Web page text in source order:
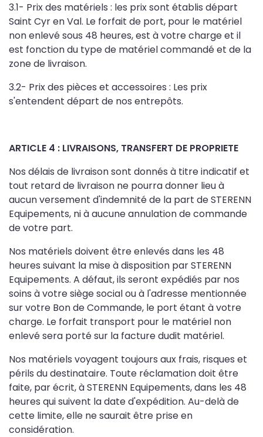
3.1- Prix des matériels : les prix sont établis départ
Saint Cyr en Val. Le forfait de port, pour le matériel
non enlevé sous 48 heures, est à votre charge et il
est fonction du type de matériel commandé et de la
zone de livraison.
3.2- Prix des pièces et accessoires : Les prix
s'entendent départ de nos entrepôts.
ARTICLE 4 : LIVRAISONS, TRANSFERT DE PROPRIETE
Nos délais de livraison sont donnés à titre indicatif et
tout retard de livraison ne pourra donner lieu à
aucun versement d'indemnité de la part de STERENN
Equipements, ni à aucune annulation de commande
de votre part.
Nos matériels doivent être enlevés dans les 48
heures suivant la mise à disposition par STERENN
Equipements. A défaut, ils seront expédiés par nos
soins à votre siège social ou à l'adresse mentionnée
sur votre Bon de Commande, le port étant à votre
charge. Le forfait transport pour le matériel non
enlevé sera porté sur la facture dudit matériel.
Nos matériels voyagent toujours aux frais, risques et
périls du destinataire. Toute réclamation doit être
faite, par écrit, à STERENN Equipements, dans les 48
heures qui suivent la date d'expédition. Au-delà de
cette limite, elle ne saurait être prise en
considération.